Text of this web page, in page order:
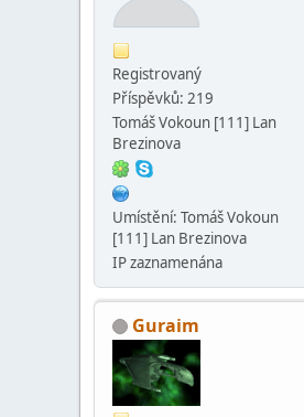
Registrovaný
Příspěvků: 219
Tomáš Vokoun [111] Lan
Brezinova
Umístění: Tomáš Vokoun
[111] Lan Brezinova
IP zaznamenána
Guraim